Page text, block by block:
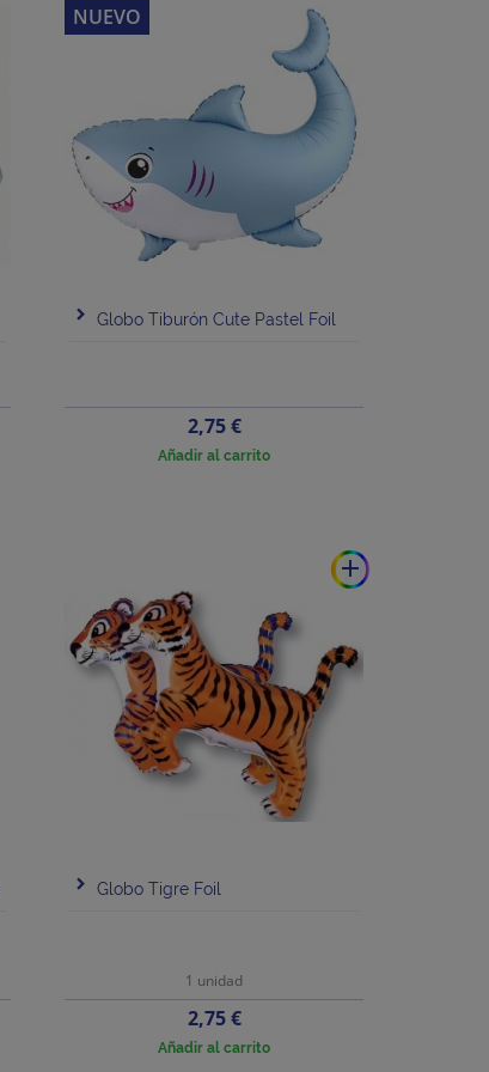
Globo Tiburón Cute Pastel Foil
Precio
2,75 €
Añadir al carrito
NUEVO
add
Globo Tigre Foil
1 unidad
Precio
2,75 €
Añadir al carrito